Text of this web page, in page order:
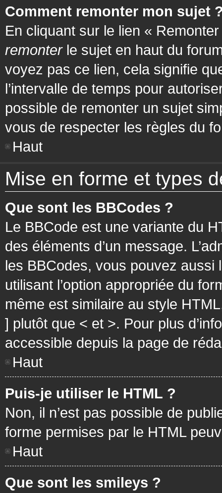
Comment remonter mon sujet
En cliquant sur le lien «
remonterle sujet en haut du
voyez pas ce lien, cela signifie
l’intervalle de temps pour
possible de remonter un sujet
vous de respecter les règles du
Haut
Mise en forme et types
Que sont les BBCodes ?
Le BBCode est une variante du
des éléments d’un message.
les BBCodes, vous pouvez
utilisant l’option appropriée du
même est similaire au style
] plutôt que < et >. Pour plus
accessible depuis la page de
Haut
Puis-je utiliser le HTML ?
Non, il n’est pas possible de
forme permises par le HTML
Haut
Que sont les smileys ?